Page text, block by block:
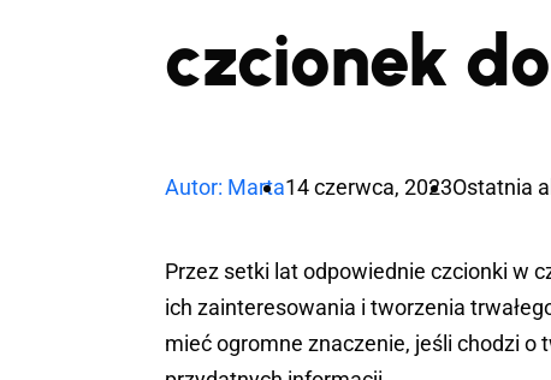
czcionek
Autor: Marta14 czerwca, 2023Ostatnia
Przez setki lat odpowiednie czcionki w
ich zainteresowania i tworzenia
mieć ogromne znaczenie, jeśli chodzi o